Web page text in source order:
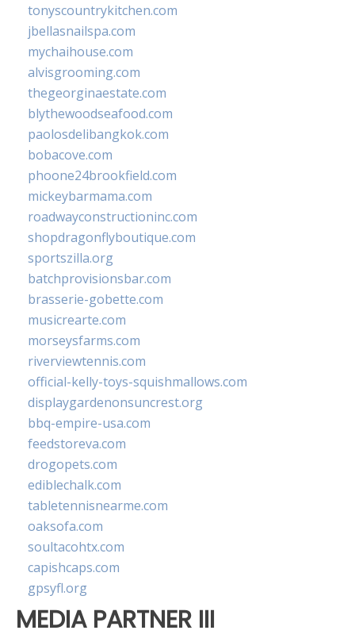
tonyscountrykitchen.com
jbellasnailspa.com
mychaihouse.com
alvisgrooming.com
thegeorginaestate.com
blythewoodseafood.com
paolosdelibangkok.com
bobacove.com
phoone24brookfield.com
mickeybarmama.com
roadwayconstructioninc.com
shopdragonflyboutique.com
sportszilla.org
batchprovisionsbar.com
brasserie-gobette.com
musicrearte.com
morseysfarms.com
riverviewtennis.com
official-kelly-toys-squishmallows.com
displaygardenonsuncrest.org
bbq-empire-usa.com
feedstoreva.com
drogopets.com
ediblechalk.com
tabletennisnearme.com
oaksofa.com
soultacohtx.com
capishcaps.com
gpsyfl.org
MEDIA PARTNER III